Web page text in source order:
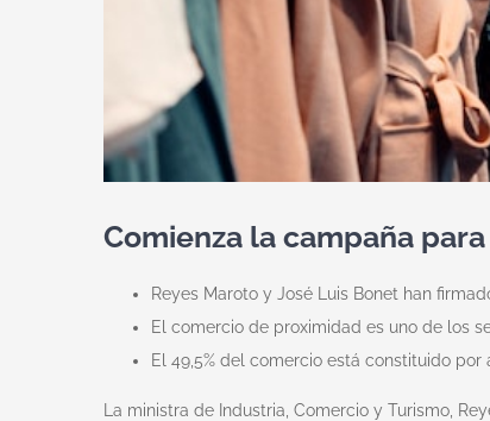
Comienza la campaña
Reyes Maroto y José Luis Bonet han
El comercio de proximidad es uno de los
El 49,5% del comercio está constituido por
La ministra de Industria, Comercio y Turismo,